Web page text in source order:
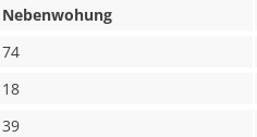
Nebenwohung
74
18
39